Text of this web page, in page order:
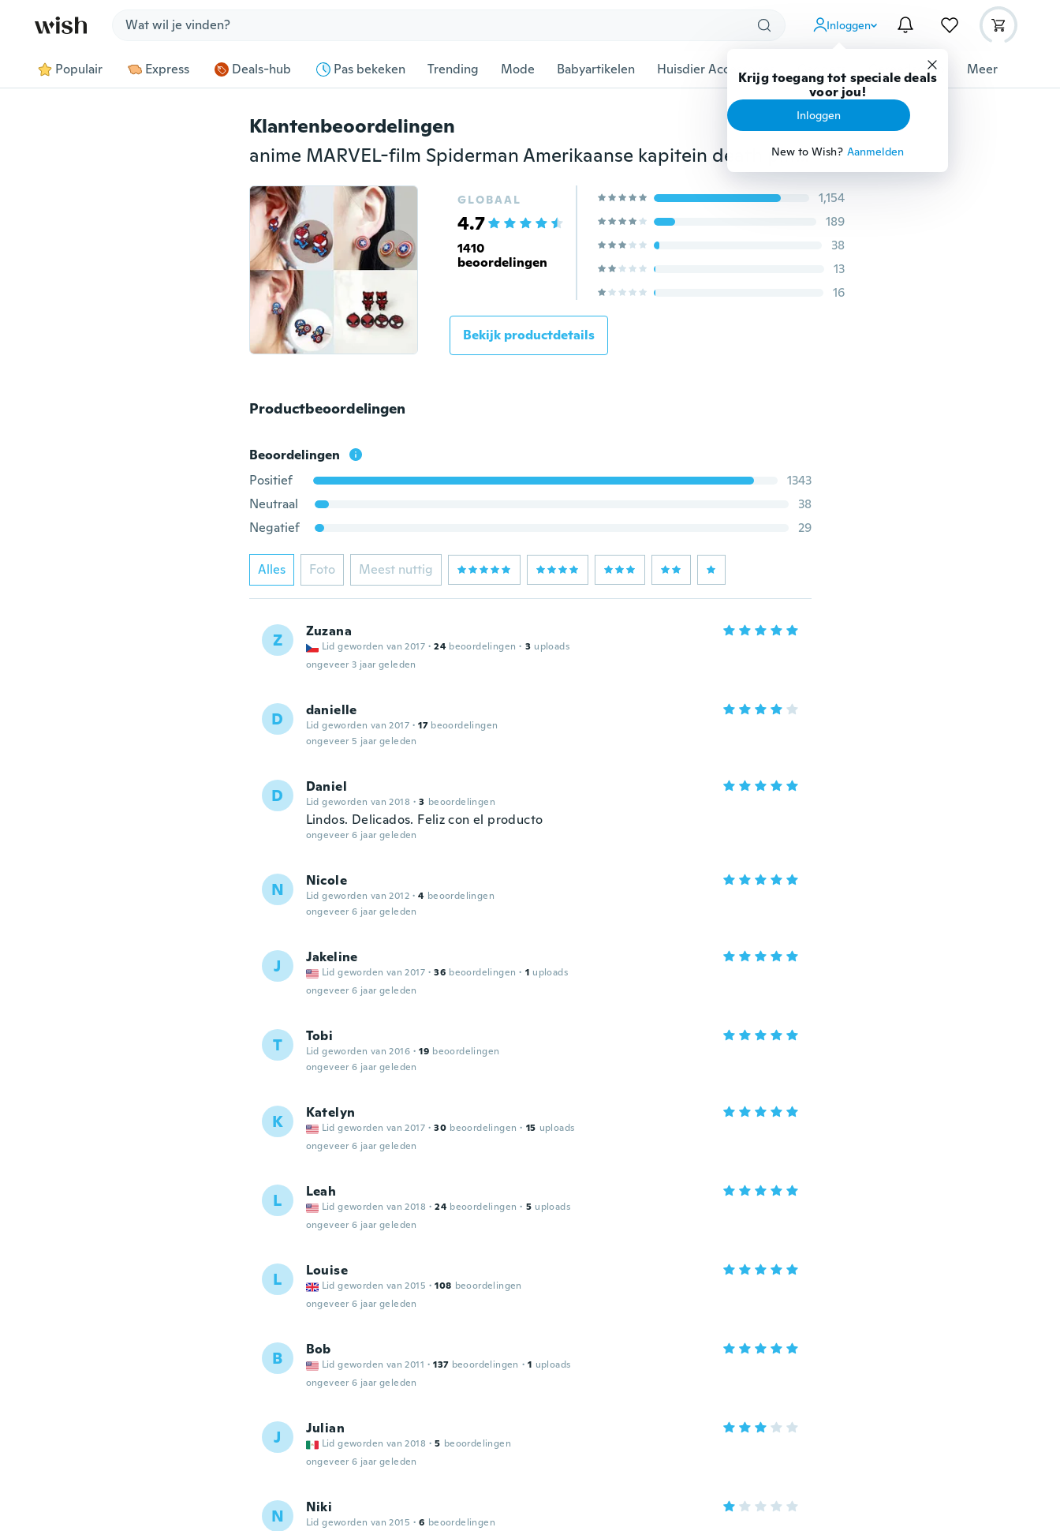
Inloggen
Krijg toegang tot speciale deals
voor jou!
Inloggen
New to Wish? Aanmelden
Populair Express Deals-hub Pas bekeken Trending Mode Babyartikelen Huisdier Accessoires Gereedschap Meer
Klantenbeoordelingen
anime MARVEL-film Spiderman Amerikaanse kapitein death pin Mannen en vrouwen Mooie oorbellen
GLOBAAL
4.7
1410
beoordelingen
1,154
189
38
13
16
Bekijk productdetails
Productbeoordelingen
Beoordelingen
Positief
1343
Neutraal
38
Negatief
29
Alles Foto Meest nuttig
Z Zuzana
Lid geworden van 2017 · 24 beoordelingen · 3 uploads
ongeveer 3 jaar geleden
D danielle
Lid geworden van 2017 · 17 beoordelingen
ongeveer 5 jaar geleden
D Daniel
Lid geworden van 2018 · 3 beoordelingen
Lindos. Delicados. Feliz con el producto
ongeveer 6 jaar geleden
N Nicole
Lid geworden van 2012 · 4 beoordelingen
ongeveer 6 jaar geleden
J Jakeline
Lid geworden van 2017 · 36 beoordelingen · 1 uploads
ongeveer 6 jaar geleden
T Tobi
Lid geworden van 2016 · 19 beoordelingen
ongeveer 6 jaar geleden
K Katelyn
Lid geworden van 2017 · 30 beoordelingen · 15 uploads
ongeveer 6 jaar geleden
L Leah
Lid geworden van 2018 · 24 beoordelingen · 5 uploads
ongeveer 6 jaar geleden
L Louise
Lid geworden van 2015 · 108 beoordelingen
ongeveer 6 jaar geleden
B Bob
Lid geworden van 2011 · 137 beoordelingen · 1 uploads
ongeveer 6 jaar geleden
J Julian
Lid geworden van 2018 · 5 beoordelingen
ongeveer 6 jaar geleden
N Niki
Lid geworden van 2015 · 6 beoordelingen